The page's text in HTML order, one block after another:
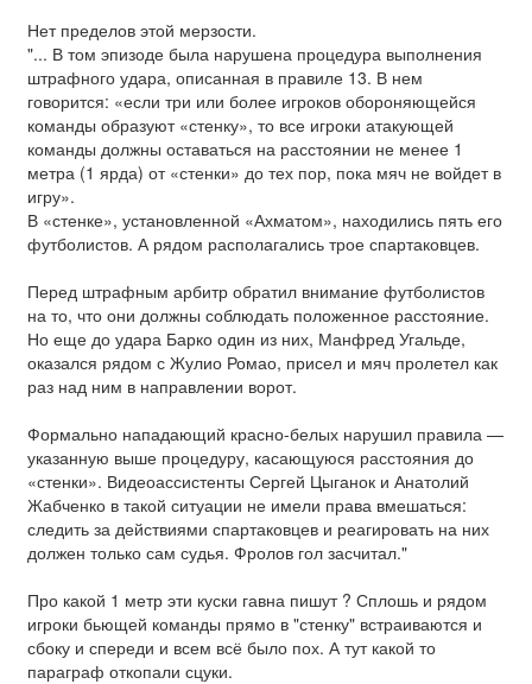
Нет пределов этой мерзости.
"... В том эпизоде была нарушена процедура выполнения
штрафного удара, описанная в правиле 13. В нем
говорится: «если три или более игроков обороняющейся
команды образуют «стенку», то все игроки атакующей
команды должны оставаться на расстоянии не менее 1
метра (1 ярда) от «стенки» до тех пор, пока мяч не войдет в
игру».
В «стенке», установленной «Ахматом», находились пять его
футболистов. А рядом располагались трое спартаковцев.
Перед штрафным арбитр обратил внимание футболистов
на то, что они должны соблюдать положенное расстояние.
Но еще до удара Барко один из них, Манфред Угальде,
оказался рядом с Жулио Ромао, присел и мяч пролетел как
раз над ним в направлении ворот.
Формально нападающий красно-белых нарушил правила —
указанную выше процедуру, касающуюся расстояния до
«стенки». Видеоассистенты Сергей Цыганок и Анатолий
Жабченко в такой ситуации не имели права вмешаться:
следить за действиями спартаковцев и реагировать на них
должен только сам судья. Фролов гол засчитал."
Про какой 1 метр эти куски гавна пишут ? Сплошь и рядом
игроки бьющей команды прямо в "стенку" встраиваются и
сбоку и спереди и всем всё было пох. А тут какой то
параграф откопали сцуки.